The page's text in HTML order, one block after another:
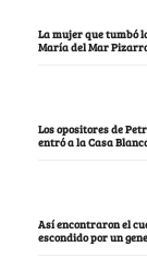
La mujer que tumbó
María del Mar
Los opositores de
entró a la Casa
Así encontraron el
escondido por un